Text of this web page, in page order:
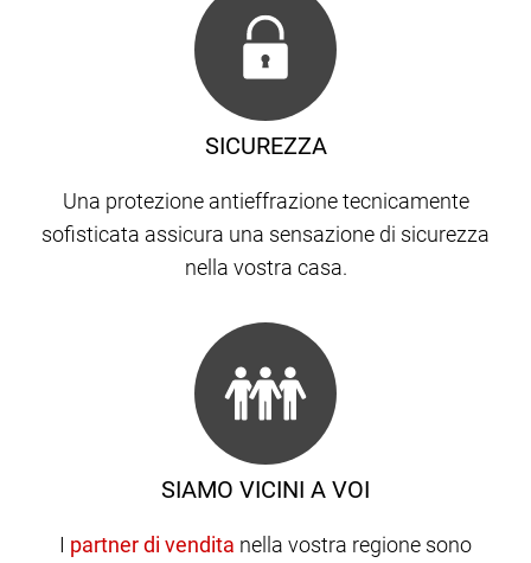
SIAMO VICINI A VOI
I
nella vostra regione sono
SICUREZZA
Una protezione antieffrazione tecnicamente
sofisticata assicura una sensazione di sicurezza
nella vostra casa.